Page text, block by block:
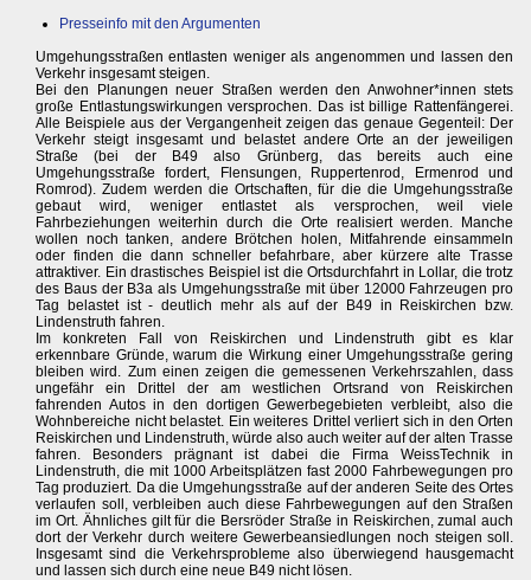
Presseinfo mit den Argumenten
Umgehungsstraßen entlasten weniger als angenommen und lassen den
Verkehr insgesamt steigen.
Bei den Planungen neuer Straßen werden den Anwohner*innen stets
große Entlastungswirkungen versprochen. Das ist billige Rattenfängerei.
Alle Beispiele aus der Vergangenheit zeigen das genaue Gegenteil: Der
Verkehr steigt insgesamt und belastet andere Orte an der jeweiligen
Straße (bei der B49 also Grünberg, das bereits auch eine
Umgehungsstraße fordert, Flensungen, Ruppertenrod, Ermenrod und
Romrod). Zudem werden die Ortschaften, für die die Umgehungsstraße
gebaut wird, weniger entlastet als versprochen, weil viele
Fahrbeziehungen weiterhin durch die Orte realisiert werden. Manche
wollen noch tanken, andere Brötchen holen, Mitfahrende einsammeln
oder finden die dann schneller befahrbare, aber kürzere alte Trasse
attraktiver. Ein drastisches Beispiel ist die Ortsdurchfahrt in Lollar, die trotz
des Baus der B3a als Umgehungsstraße mit über 12000 Fahrzeugen pro
Tag belastet ist - deutlich mehr als auf der B49 in Reiskirchen bzw.
Lindenstruth fahren.
Im konkreten Fall von Reiskirchen und Lindenstruth gibt es klar
erkennbare Gründe, warum die Wirkung einer Umgehungsstraße gering
bleiben wird. Zum einen zeigen die gemessenen Verkehrszahlen, dass
ungefähr ein Drittel der am westlichen Ortsrand von Reiskirchen
fahrenden Autos in den dortigen Gewerbegebieten verbleibt, also die
Wohnbereiche nicht belastet. Ein weiteres Drittel verliert sich in den Orten
Reiskirchen und Lindenstruth, würde also auch weiter auf der alten Trasse
fahren. Besonders prägnant ist dabei die Firma WeissTechnik in
Lindenstruth, die mit 1000 Arbeitsplätzen fast 2000 Fahrbewegungen pro
Tag produziert. Da die Umgehungsstraße auf der anderen Seite des Ortes
verlaufen soll, verbleiben auch diese Fahrbewegungen auf den Straßen
im Ort. Ähnliches gilt für die Bersröder Straße in Reiskirchen, zumal auch
dort der Verkehr durch weitere Gewerbeansiedlungen noch steigen soll.
Insgesamt sind die Verkehrsprobleme also überwiegend hausgemacht
und lassen sich durch eine neue B49 nicht lösen.